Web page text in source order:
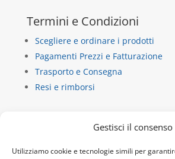
Gestisci il consenso
Utilizziamo cookie e tecnologie simili per
Termini e Condizioni
Scegliere e ordinare i prodotti
Pagamenti Prezzi e Fatturazione
Trasporto e Consegna
Resi e rimborsi
La Casa di Carta